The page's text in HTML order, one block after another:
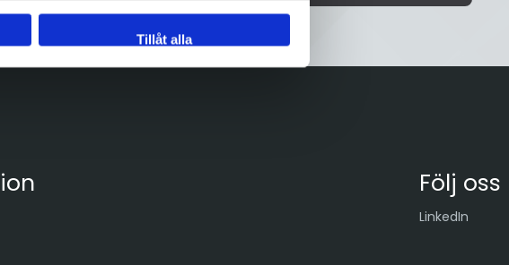
Tillåt alla
Följ oss
LinkedIn